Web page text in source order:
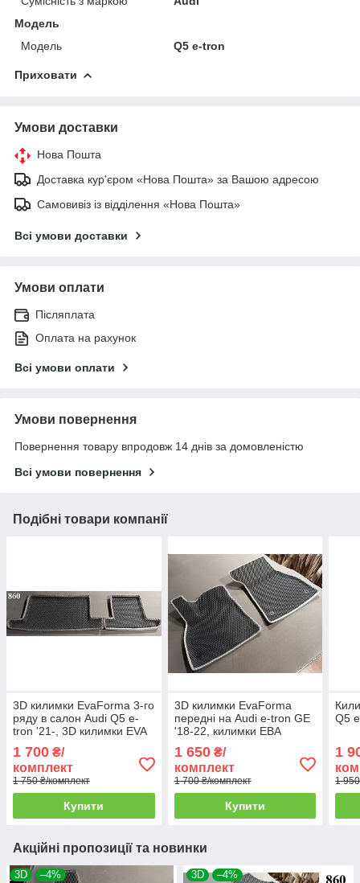
Модель
Модель
Q5 e-tron
Приховати
Умови доставки
Нова Пошта
Доставка кур'єром «Нова Пошта» за Вашою адресою
Самовивіз із відділення «Нова Пошта»
Всі умови доставки
Умови оплати
Післяплата
Оплата на рахунок
Всі умови оплати
Умови повернення
Повернення товару впродовж 14 днів за домовленістю
Всі умови повернення
Подібні товари компанії
3D килимки EvaForma 3-го
ряду в салон Audi Q5 e-
tron '21-, 3D килимки EVA
1 700 ₴/
комплект
1 750 ₴/комплект
Купити
3D килимки EvaForma
передні на Audi e-tron GE
'18-22, килимки ЕВА
1 650₴/
комплект
1 700 ₴/комплект
Купити
Q5
1
1
Акційні пропозиції та новинки
3D –4% 3D –4%